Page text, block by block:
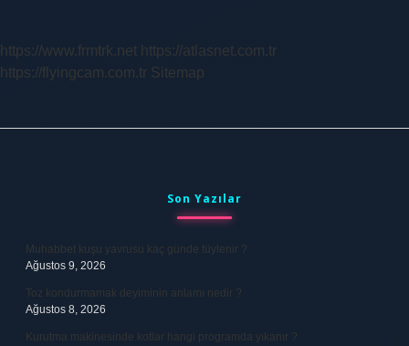
https://www.frmtrk.net https://atlasnet.com.tr
https://flyingcam.com.tr Sitemap
Son Yazılar
Muhabbet kuşu yavrusu kaç günde tüylenir ?
Ağustos 9, 2026
Toz kondurmamak deyiminin anlamı nedir ?
Ağustos 8, 2026
Kurutma makinesinde kotlar hangi programda yıkanır ?